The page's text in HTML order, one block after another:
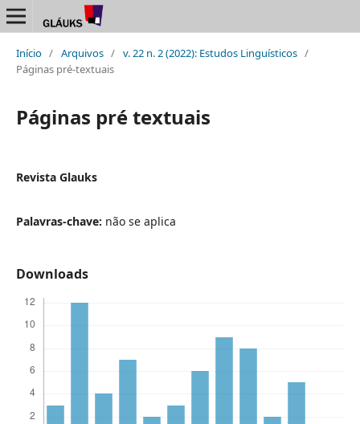
Início / Arquivos / v. 22 n. 2 (2022): Estudos Linguísticos /
Páginas pré-textuais
Páginas pré textuais
Revista Glauks
Palavras-chave: não se aplica
Downloads